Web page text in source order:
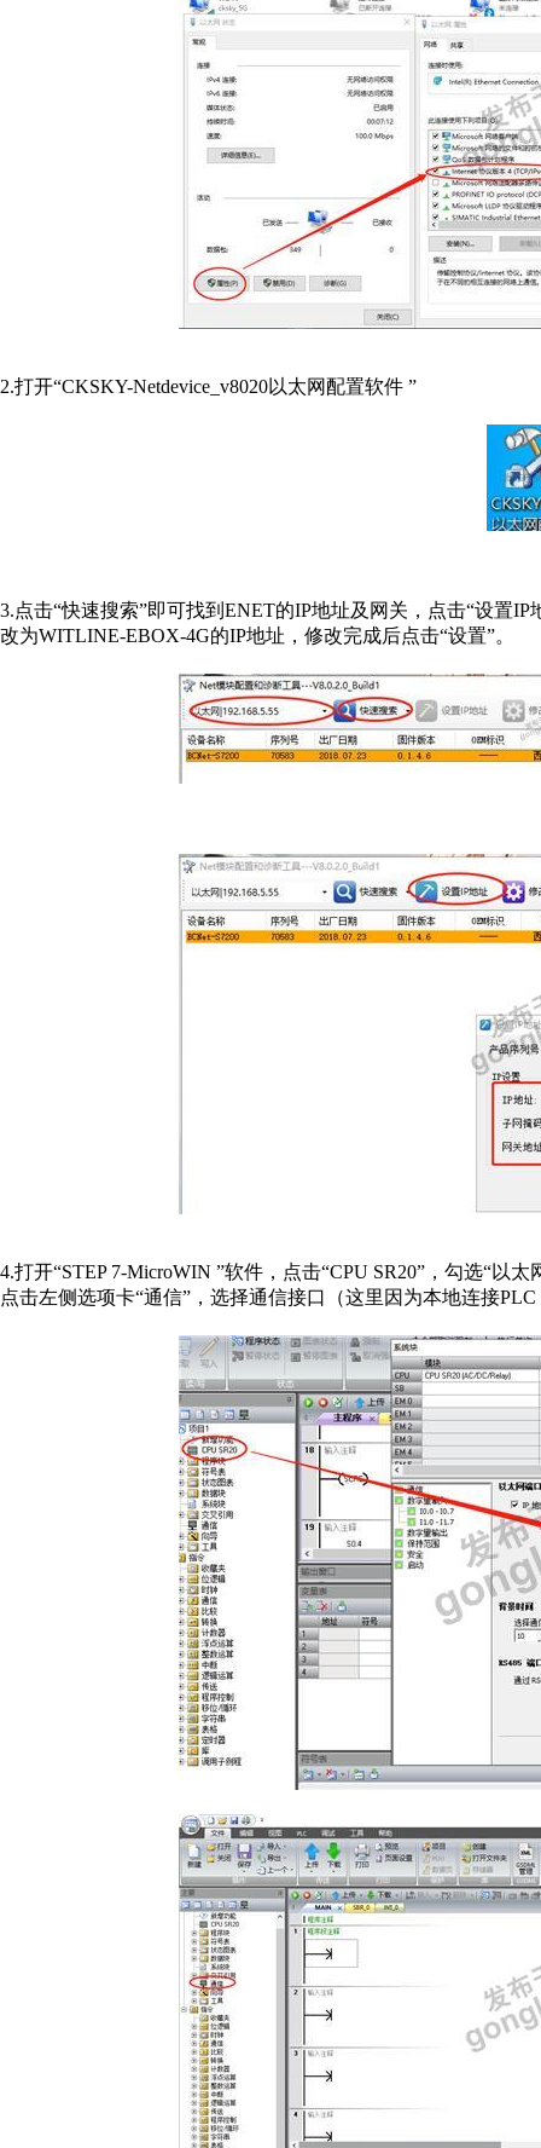
2.打开“CKSKY-Netdevice_v8020以太网配置软件 ”
3.点击“快速搜索”即可找到ENET的IP地址及网关，点击“设置
改为WITLINE-EBOX-4G的IP地址，修改完成后点击“设置”。
4.打开“STEP 7-MicroWIN ”软件， 点击“CPU SR20”，勾选“以
点击左侧选项卡“通信”，选择通信接口（这里因为本地连接